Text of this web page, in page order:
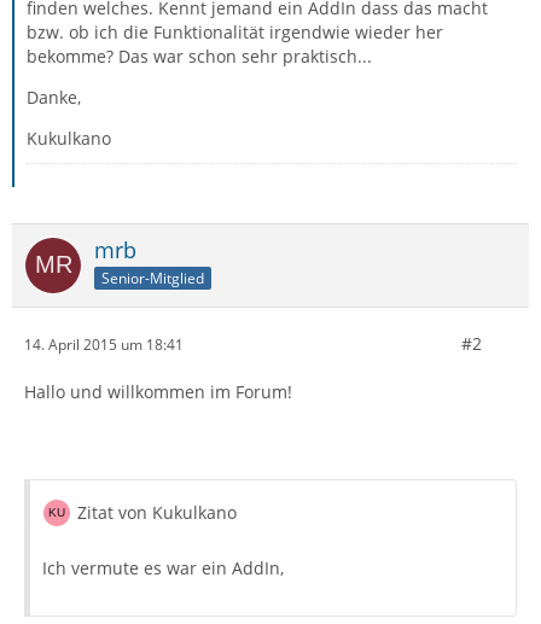
finden welches. Kennt jemand ein AddIn dass das macht
bzw. ob ich die Funktionalität irgendwie wieder her
bekomme? Das war schon sehr praktisch...
Danke,
Kukulkano
mrb
Senior-Mitglied
14. April 2015 um 18:41 #2
Hallo und willkommen im Forum!
Zitat von Kukulkano
Ich vermute es war ein AddIn,